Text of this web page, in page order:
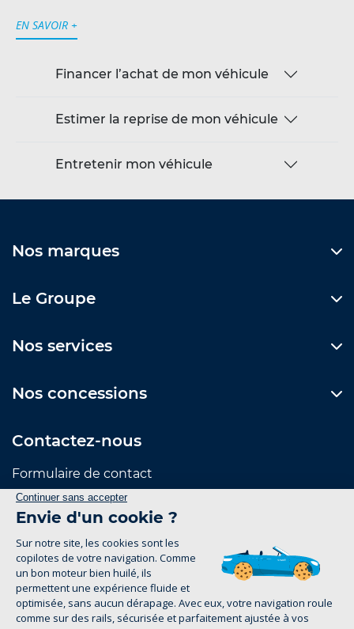
EN SAVOIR +
Financer l’achat de mon véhicule
Estimer la reprise de mon véhicule
Entretenir mon véhicule
Nos marques
Le Groupe
Nos services
Nos concessions
Contactez-nous
Formulaire de contact
Suivez-nous
Mentions Légales
Politique de confidentialité
groupe-legrand.fr 2026